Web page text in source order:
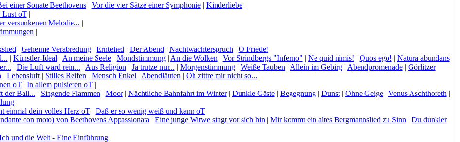
einer Sonate Beethovens| Vor die vier Sätze einer Symphonie| Kinderliebe|
Lust oT|
versunkenen Melodie... |
|
| Geheime Verabredung| Erntelied | Der Abend | Nachtwächterspruch | O Friede!
| Künstler-Ideal | An meine Seele| Mondstimmung| An die Wolken | Vor Strindbergs "Inferno" | Ne quid nimis! | Quos ego! | Natura abundans
| Die Luft ward rein... | Aus Religion | Ja trutze nur... | Morgenstimmung| Weiße Tauben | Allein im Gebirg| Abendpromenade| Görlitzer
| Lebensluft| Stilles Reifen | Mensch Enkel | Abendläuten | Oh zittre mir nicht so... |
oT| In allem pulsieren oT|
der Ball... | Singende Flammen | Moor| Nächtliche Bahnfahrt im Winter| Dunkle Gäste| Begegnung| Dunst| Ohne Geige| Venus Aschthoreth |
einmal dein volles Herz oT| Daß er so wenig weiß und kann oT
con moto) von Beethovens Appassionata | Eine junge Witwe singt vor sich hin | Mir kommt ein altes Bergmannslied zu Sinn | Du dunkler
und die Welt - Eine Einführung